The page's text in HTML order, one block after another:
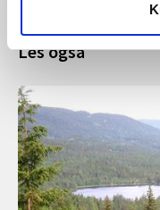
Les også